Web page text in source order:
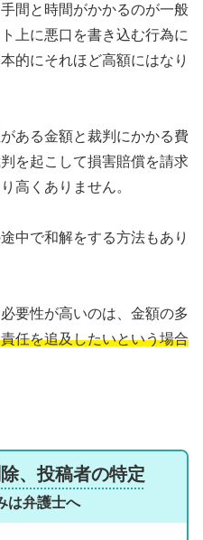
間と時間がかかるのが一般
上に悪口を書き込む行為に
的にそれほど高額にはなり
ある金額と裁判にかかる費
を起こして損害賠償を請求
高くありません。
中で和解をする方法もあり
要性が高いのは、金額の多
任を追及したいという場合
、投稿者の特定
は弁護士へ